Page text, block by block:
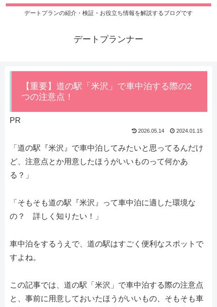
デートプランの紹介・検証・お役立ち情報を解説するブログです
デートプランナー
【重要】道の駅「米沢」で車中泊する際の2
つの注意点！
PR
2026.05.14 2024.01.15
「道の駅『米沢』で車中泊してみたいと思ってるんだけ
ど、注意点とか用意したほうがいいものって何かあ
る？」
「そもそも道の駅『米沢』って車中泊に適した環境な
の？ 詳しく知りたい！」
車中泊をするうえで、道の駅はすごく便利なスポットで
すよね。
この記事では、道の駅「米沢」で車中泊する際の注意点
と、事前に用意しておいたほうがいいもの、そもそも車